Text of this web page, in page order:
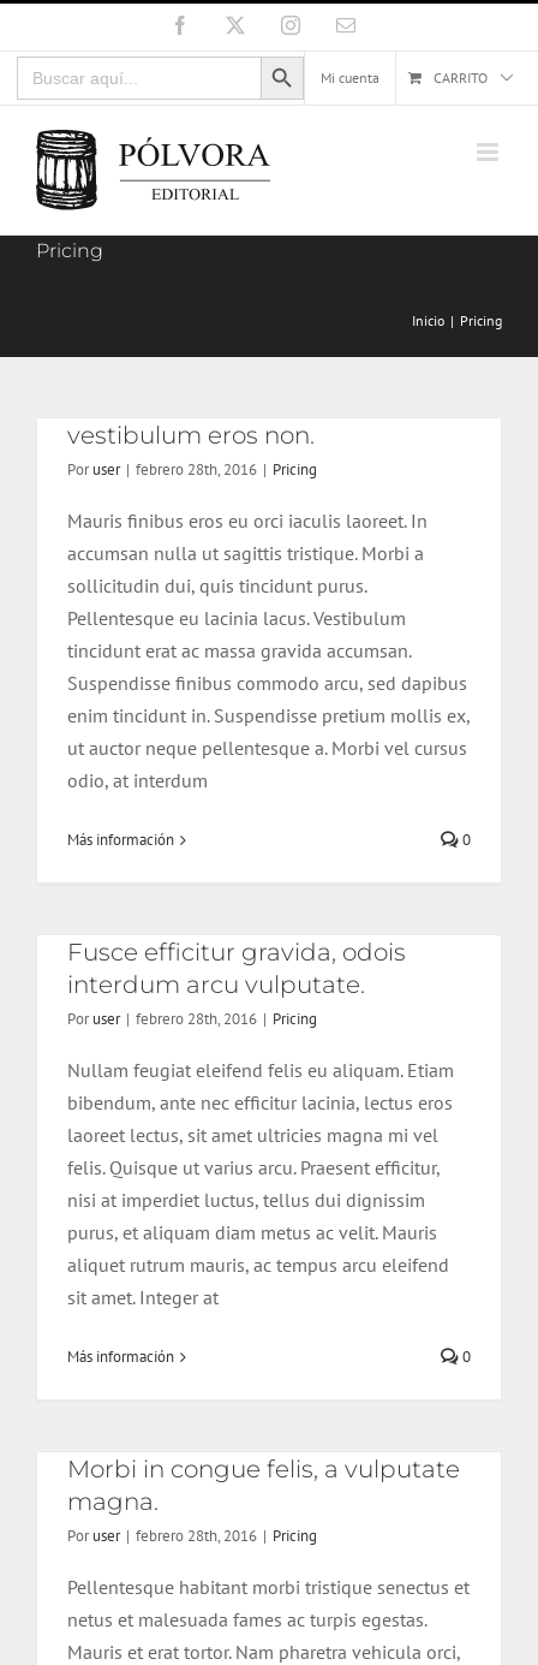
al
contenido
Facebook InstagramCorreo
Buscar:
Botón de búsqueda
Mi cuenta
CARRITO
Pricing
Inicio Pricing
Cras erat elit, maximus vestibulum
eros non.
vestibulum eros non.
Poruser | febrero 28th, 2016 | Pricing
Mauris finibus eros eu orci iaculis laoreet. In
accumsan nulla ut sagittis tristique. Morbi a
sollicitudin dui, quis tincidunt purus.
Pellentesque eu lacinia lacus. Vestibulum
tincidunt erat ac massa gravida accumsan.
Suspendisse finibus commodo arcu, sed dapibus
enim tincidunt in. Suspendisse pretium mollis ex,
ut auctor neque pellentesque a. Morbi vel cursus
odio, at interdum
Más información 0
Fusce efficitur gravida, odois
interdum arcu vulputate.
Fusce efficitur gravida, odois
interdum arcu vulputate.
Poruser | febrero 28th, 2016 | Pricing
Nullam feugiat eleifend felis eu aliquam. Etiam
bibendum, ante nec efficitur lacinia, lectus eros
laoreet lectus, sit amet ultricies magna mi vel
felis. Quisque ut varius arcu. Praesent efficitur,
nisi at imperdiet luctus, tellus dui dignissim
purus, et aliquam diam metus ac velit. Mauris
aliquet rutrum mauris, ac tempus arcu eleifend
sit amet. Integer at
Más información 0
Morbi in congue felis, a vulputate
magna.
Morbi in congue felis, a vulputate
magna.
Poruser | febrero 28th, 2016 | Pricing
Pellentesque habitant morbi tristique senectus et
netus et malesuada fames ac turpis egestas.
Mauris et erat tortor. Nam pharetra vehicula orci,